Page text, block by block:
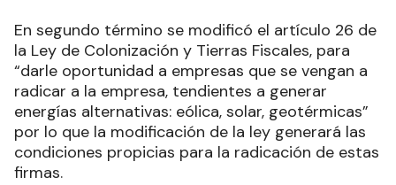
En segundo término se modificó el artículo 26 de
la Ley de Colonización y Tierras Fiscales, para
“darle oportunidad a empresas que se vengan a
radicar a la empresa, tendientes a generar
energías alternativas: eólica, solar, geotérmicas”
por lo que la modificación de la ley generará las
condiciones propicias para la radicación de estas
firmas.